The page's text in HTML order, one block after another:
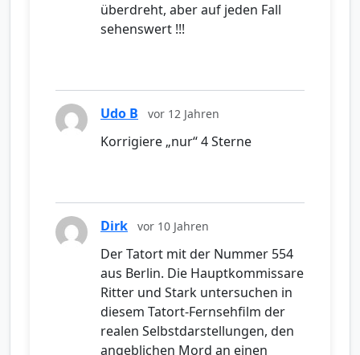
überdreht, aber auf jeden Fall
sehenswert !!!
Udo B vor 12 Jahren
Korrigiere „nur“ 4 Sterne
Dirk vor 10 Jahren
Der Tatort mit der Nummer 554
aus Berlin. Die Hauptkommissare
Ritter und Stark untersuchen in
diesem Tatort-Fernsehfilm der
realen Selbstdarstellungen, den
angeblichen Mord an einen